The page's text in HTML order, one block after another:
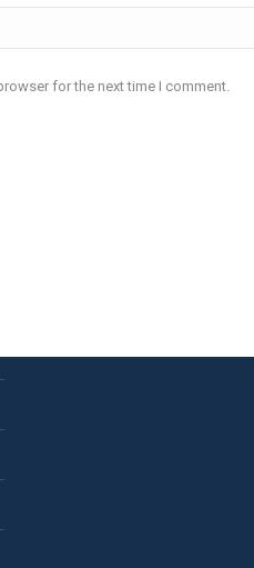
for the next time I comment.